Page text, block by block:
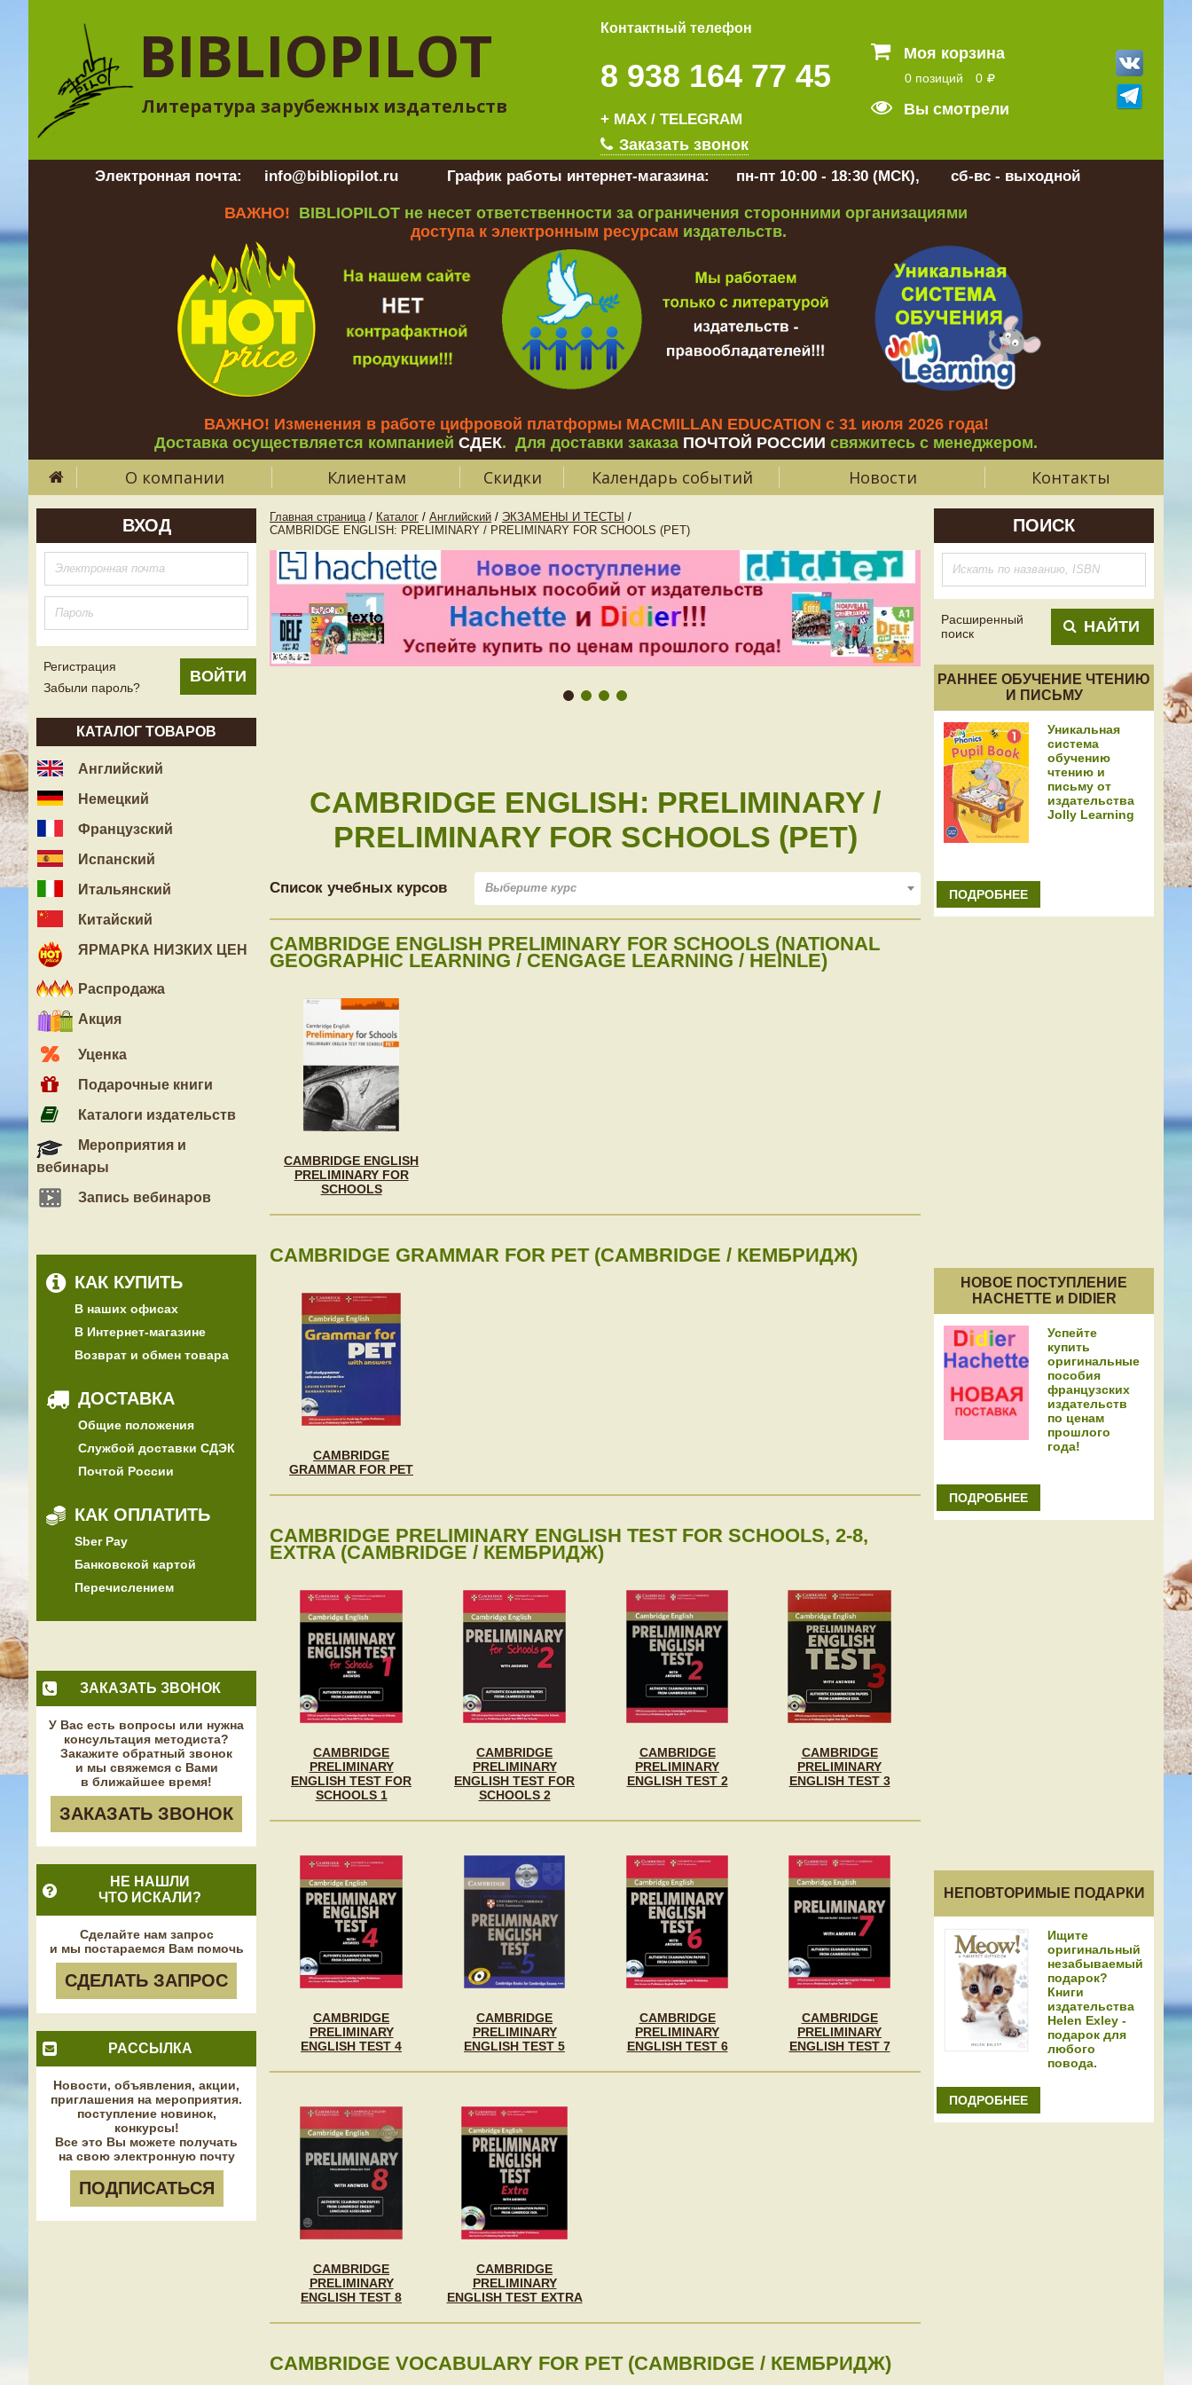
BIBLIOPILOT
Литература зарубежных издательств
Контактный телефон
8 938 164 77 45
+ MAX / TELEGRAM
Заказать звонок
Моя корзина
0 позиций 0
Вы смотрели
Электронная почта: info@bibliopilot.ru График работы интернет-магазина: пн-пт 10:00 - 18:30 (МСК), сб-вс - выходной
ВАЖНО! BIBLIOPILOT не несет ответственности за ограничения сторонними организациями
доступа к электронным ресурсам издательств.
ВАЖНО! Изменения в работе цифровой платформы MACMILLAN EDUCATION с 31 июля 2026 года!
Доставка осуществляется компанией СДЕК. Для доставки заказа ПОЧТОЙ РОССИИ свяжитесь с менеджером.
О компании Клиентам Скидки Календарь событий Новости Контакты
ВХОД
Регистрация
Забыли пароль?
КАТАЛОГ ТОВАРОВ
Английский
Немецкий
Французский
Испанский
Итальянский
Китайский
ЯРМАРКА НИЗКИХ ЦЕН
Распродажа
Акция
Уценка
Подарочные книги
Каталоги издательств
Мероприятия и
вебинары
Запись вебинаров
КАК КУПИТЬ
В наших офисах
В Интернет-магазине
Возврат и обмен товара
ДОСТАВКА
Общие положения
Службой доставки СДЭК
Почтой России
КАК ОПЛАТИТЬ
Sber Pay
Банковской картой
Перечислением
ЗАКАЗАТЬ ЗВОНОК
У Вас есть вопросы или нужна
консультация методиста?
Закажите обратный звонок
и мы свяжемся с Вами
в ближайшее время!
ЗАКАЗАТЬ ЗВОНОК
НЕ НАШЛИ
ЧТО ИСКАЛИ?
Сделайте нам запрос
и мы постараемся Вам помочь
СДЕЛАТЬ ЗАПРОС
РАССЫЛКА
Новости, объявления, акции,
приглашения на мероприятия.
поступление новинок,
конкурсы!
Все это Вы можете получать
на свою электронную почту
ПОДПИСАТЬСЯ
Главная страница / Каталог / Английский / ЭКЗАМЕНЫ И ТЕСТЫ /
CAMBRIDGE ENGLISH: PRELIMINARY / PRELIMINARY FOR SCHOOLS (PET)
CAMBRIDGE ENGLISH: PRELIMINARY /
PRELIMINARY FOR SCHOOLS (PET)
Список учебных курсов Выберите курс
CAMBRIDGE ENGLISH PRELIMINARY FOR SCHOOLS (NATIONAL
GEOGRAPHIC LEARNING / CENGAGE LEARNING / HEINLE)
CAMBRIDGE ENGLISH
PRELIMINARY FOR
SCHOOLS
CAMBRIDGE GRAMMAR FOR PET (CAMBRIDGE / КЕМБРИДЖ)
CAMBRIDGE
GRAMMAR FOR PET
CAMBRIDGE PRELIMINARY ENGLISH TEST FOR SCHOOLS, 2-8,
EXTRA (CAMBRIDGE / КЕМБРИДЖ)
CAMBRIDGE
PRELIMINARY
ENGLISH TEST FOR
SCHOOLS 1
CAMBRIDGE
PRELIMINARY
ENGLISH TEST FOR
SCHOOLS 2
CAMBRIDGE
PRELIMINARY
ENGLISH TEST 2
CAMBRIDGE
PRELIMINARY
ENGLISH TEST 3
CAMBRIDGE
PRELIMINARY
ENGLISH TEST 4
CAMBRIDGE
PRELIMINARY
ENGLISH TEST 5
CAMBRIDGE
PRELIMINARY
ENGLISH TEST 6
CAMBRIDGE
PRELIMINARY
ENGLISH TEST 7
CAMBRIDGE
PRELIMINARY
ENGLISH TEST 8
CAMBRIDGE
PRELIMINARY
ENGLISH TEST EXTRA
CAMBRIDGE VOCABULARY FOR PET (CAMBRIDGE / КЕМБРИДЖ)
ПОИСК
Расширенный
поиск
НАЙТИ
РАННЕЕ ОБУЧЕНИЕ ЧТЕНИЮ
И ПИСЬМУ
Уникальная
система
обучению
чтению и
письму от
издательства
Jolly Learning
ПОДРОБНЕЕ
НОВОЕ ПОСТУПЛЕНИЕ
HACHETTE и DIDIER
Успейте
купить
оригинальные
пособия
французских
издательств
по ценам
прошлого
года!
ПОДРОБНЕЕ
НЕПОВТОРИМЫЕ ПОДАРКИ
Ищите
оригинальный
незабываемый
подарок?
Книги
издательства
Helen Exley -
подарок для
любого
повода.
ПОДРОБНЕЕ